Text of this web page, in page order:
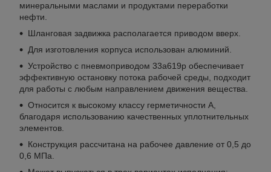
минеральными маслами и продуктами переработки
нефти.
Шланговая задвижка располагается приводом вверх.
Для изготовления корпуса использован алюминий.
Устройство с пневмоприводом 33а619р обеспечивает
эффективную остановку потока рабочей среды, подходит
для работы с любым направлением движения вещества.
Относится к высокому классу герметичности А,
благодаря использованию качественных уплотнительных
элементов.
Конструкция рассчитана на рабочее давление от 0,5 до
0,6 МПа.